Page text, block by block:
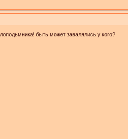
быть может завалялись у кого?